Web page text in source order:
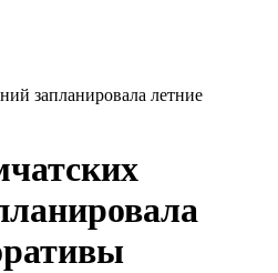
запланировала летние